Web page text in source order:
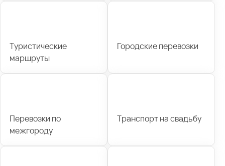
Туристические
маршруты
Городские перевозки
Перевозки по
межгороду
Транспорт на свадьбу